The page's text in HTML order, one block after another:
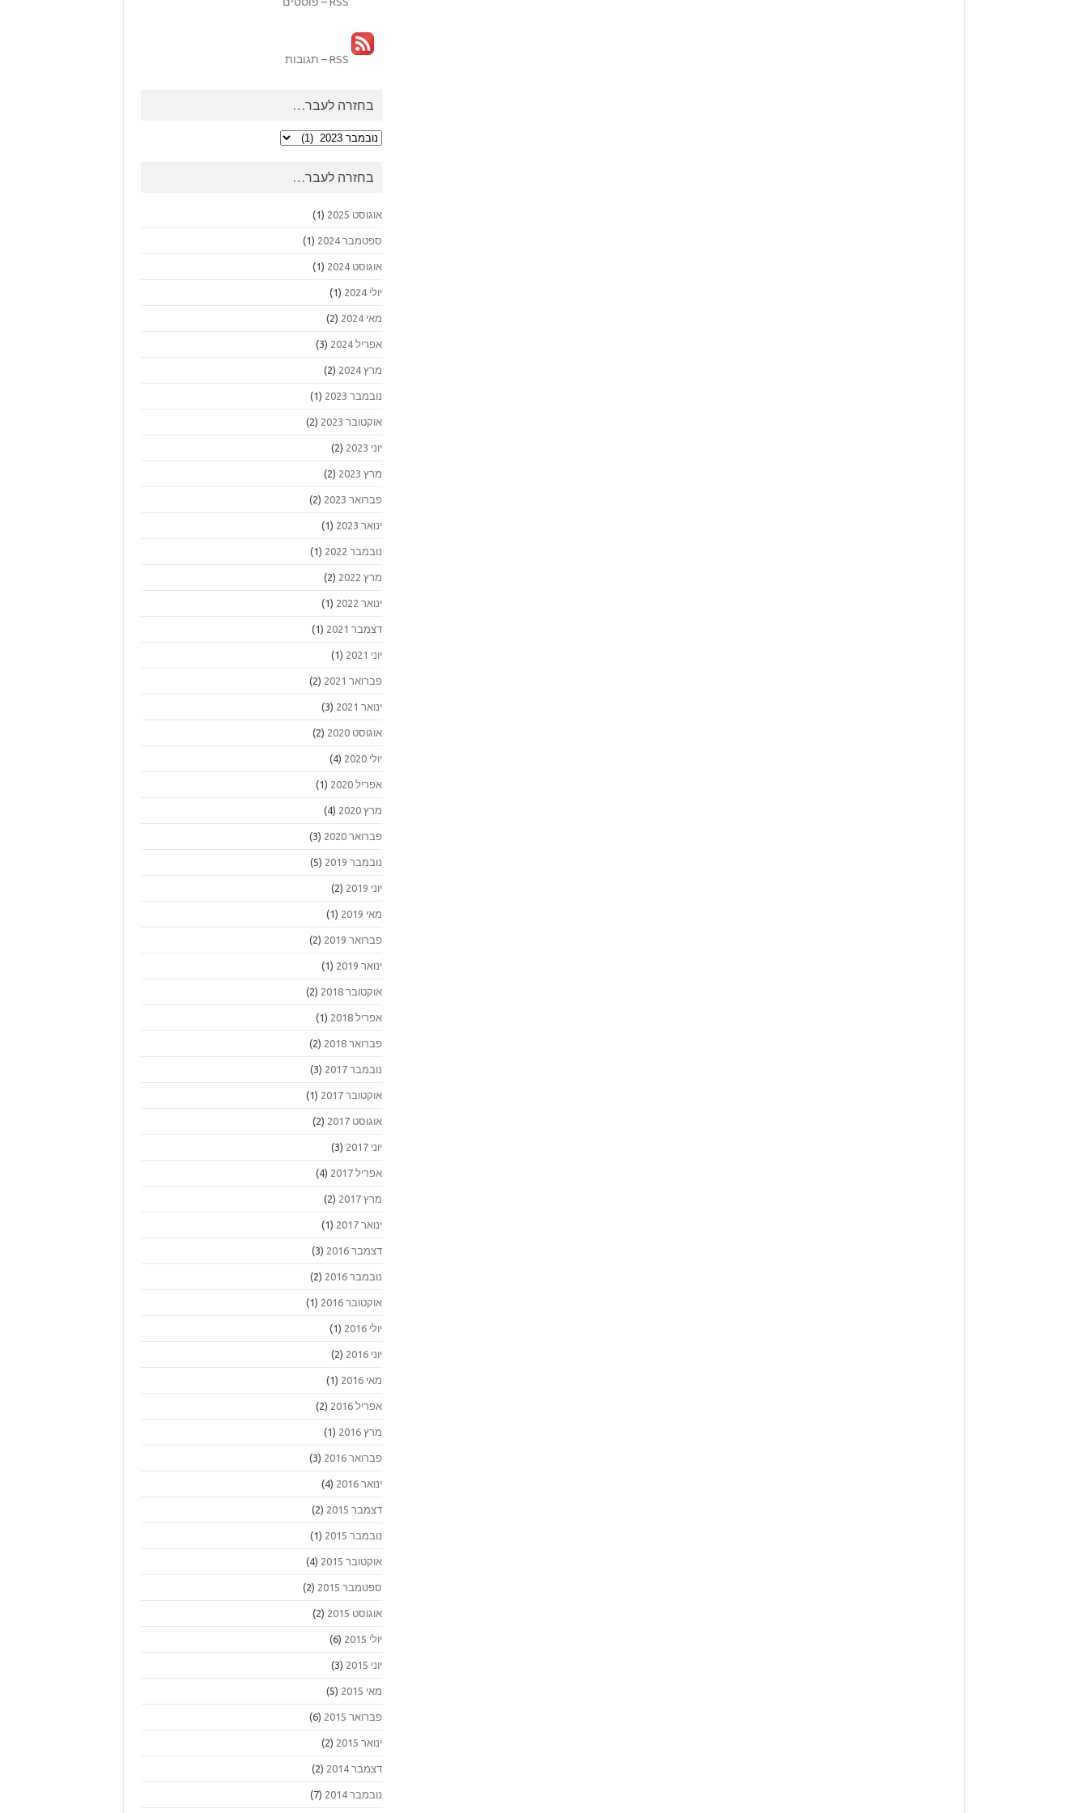
בחזרה לעבר…
בחזרה
בחזרה לעבר…
אוגוסט 2025 (1)
ספטמבר 2024 (1)
אוגוסט 2024 (1)
יולי 2024 (1)
מאי 2024 (2)
אפריל 2024 (3)
מרץ 2024 (2)
נובמבר 2023 (1)
אוקטובר 2023 (2)
יוני 2023 (2)
מרץ 2023 (2)
פברואר 2023 (2)
ינואר 2023 (1)
נובמבר 2022 (1)
מרץ 2022 (2)
ינואר 2022 (1)
דצמבר 2021 (1)
יוני 2021 (1)
פברואר 2021 (2)
ינואר 2021 (3)
אוגוסט 2020 (2)
יולי 2020 (4)
אפריל 2020 (1)
מרץ 2020 (4)
פברואר 2020 (3)
נובמבר 2019 (5)
יוני 2019 (2)
מאי 2019 (1)
פברואר 2019 (2)
ינואר 2019 (1)
אוקטובר 2018 (2)
אפריל 2018 (1)
פברואר 2018 (2)
נובמבר 2017 (3)
אוקטובר 2017 (1)
אוגוסט 2017 (2)
יוני 2017 (3)
אפריל 2017 (4)
מרץ 2017 (2)
ינואר 2017 (1)
דצמבר 2016 (3)
נובמבר 2016 (2)
אוקטובר 2016 (1)
יולי 2016 (1)
יוני 2016 (2)
מאי 2016 (1)
אפריל 2016 (2)
מרץ 2016 (1)
פברואר 2016 (3)
ינואר 2016 (4)
דצמבר 2015 (2)
נובמבר 2015 (1)
אוקטובר 2015 (4)
ספטמבר 2015 (2)
אוגוסט 2015 (2)
יולי 2015 (6)
יוני 2015 (3)
מאי 2015 (5)
פברואר 2015 (6)
ינואר 2015 (2)
דצמבר 2014 (2)
נובמבר 2014 (7)